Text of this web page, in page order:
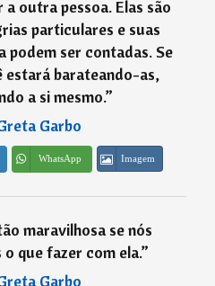
outra pessoa. Elas são
particulares e suas
podem ser contadas. Se
estará barateando-as,
a si mesmo.”
Garbo
WhatsApp Imagem
maravilhosa se nós
o que fazer com ela.”
Garbo